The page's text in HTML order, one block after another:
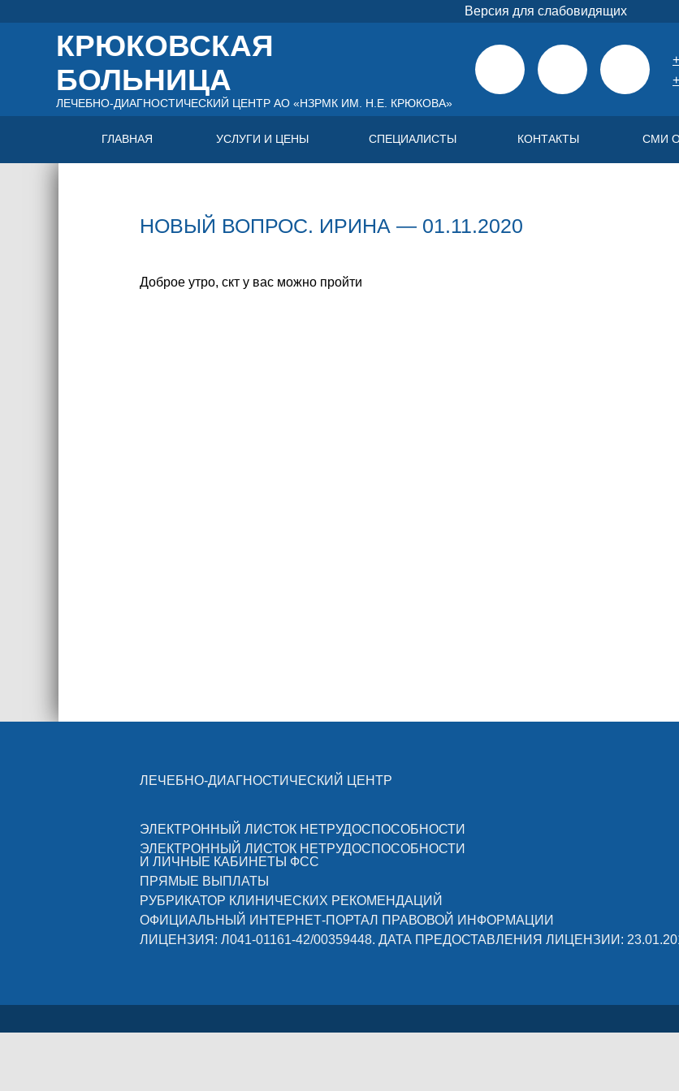
Версия для слабовидящих
КРЮКОВСКАЯ
БОЛЬНИЦА
ЛЕЧЕБНО-ДИАГНОСТИЧЕСКИЙ ЦЕНТР АО «НЗРМК ИМ. Н.Е. КРЮКОВА»
ГЛАВНАЯ УСЛУГИ И ЦЕНЫ СПЕЦИАЛИСТЫ КОНТАКТЫ СМИ
НОВЫЙ ВОПРОС. ИРИНА — 01.11.2020
Доброе утро, скт у вас можно пройти
ЛЕЧЕБНО-ДИАГНОСТИЧЕСКИЙ ЦЕНТР
ЭЛЕКТРОННЫЙ ЛИСТОК НЕТРУДОСПОСОБНОСТИ
ЭЛЕКТРОННЫЙ ЛИСТОК НЕТРУДОСПОСОБНОСТИ
И ЛИЧНЫЕ КАБИНЕТЫ ФСС
ПРЯМЫЕ ВЫПЛАТЫ
РУБРИКАТОР КЛИНИЧЕСКИХ РЕКОМЕНДАЦИЙ
ОФИЦИАЛЬНЫЙ ИНТЕРНЕТ-ПОРТАЛ ПРАВОВОЙ ИНФОРМАЦИИ
ЛИЦЕНЗИЯ: Л041-01161-42/00359448. ДАТА ПРЕДОСТАВЛЕНИЯ ЛИЦЕНЗИИ: